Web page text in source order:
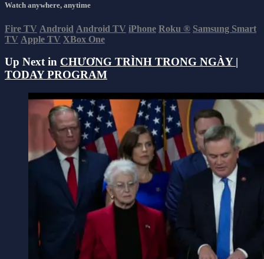
Watch anywhere, anytime
Fire TV Android Android TV iPhone Roku ® Samsung Smart
TV Apple TV XBox One
Up Next in CHƯƠNG TRÌNH TRONG NGÀY |
TODAY PROGRAM